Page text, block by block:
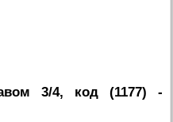
3/4, код (1177) -